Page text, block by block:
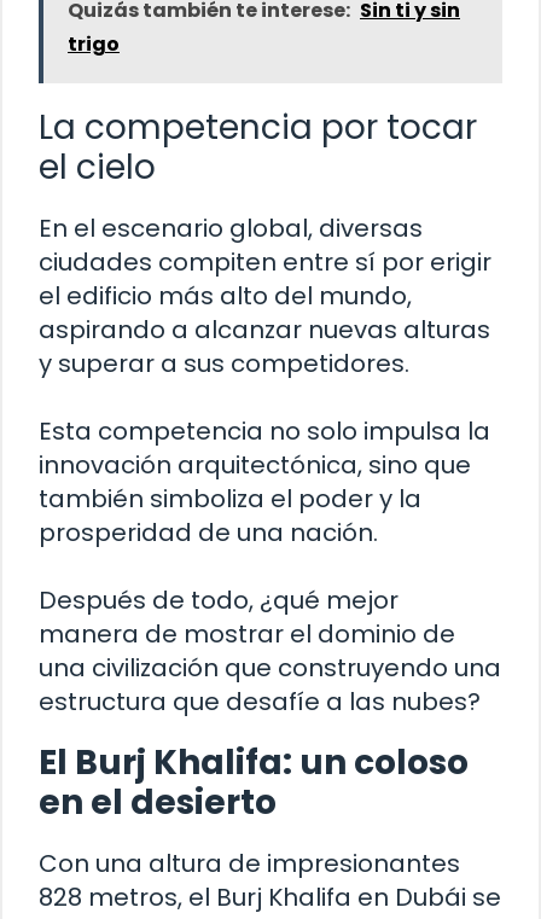
Quizás también te interese: Sin ti y sin
trigo
La competencia por tocar
el cielo
En el escenario global, diversas
ciudades compiten entre sí por erigir
el edificio más alto del mundo,
aspirando a alcanzar nuevas alturas
y superar a sus competidores.
Esta competencia no solo impulsa la
innovación arquitectónica, sino que
también simboliza el poder y la
prosperidad de una nación.
Después de todo, ¿qué mejor
manera de mostrar el dominio de
una civilización que construyendo una
estructura que desafíe a las nubes?
El Burj Khalifa: un coloso
en el desierto
Con una altura de impresionantes
828 metros, el Burj Khalifa en Dubái se